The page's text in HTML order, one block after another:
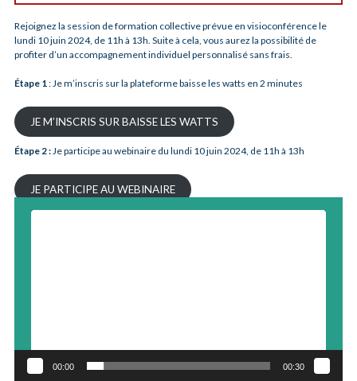
Rejoignez la session de formation collective prévue en visioconférence le
lundi 10 juin 2024, de 11h à 13h. Suite à cela, vous aurez la possibilité de
profiter d’un accompagnement individuel personnalisé sans frais.
Étape 1: Je m’inscris sur la plateforme baisse les watts en 2 minutes
JE M’INSCRIS SUR BAISSE LES WATTS
Étape 2 :Je participe au webinaire du lundi 10 juin 2024, de 11h à 13h
JE PARTICIPE AU WEBINAIRE
00:00 00:30